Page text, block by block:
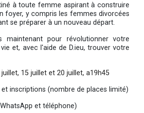
à toute femme aspirant à construire
foyer, y compris les femmes divorcées
se préparer à un nouveau départ.
maintenant pour révolutionner votre
et, avec l'aide de D.ieu, trouver votre
15 juillet et 20 juillet, a19h45
inscriptions (nombre de places limité)
et téléphone)